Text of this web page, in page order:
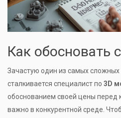
Как обосновать
Зачастую один из самых сложных
сталкивается специалист по 3D
обоснованием своей цены перед
важно в конкурентной среде.